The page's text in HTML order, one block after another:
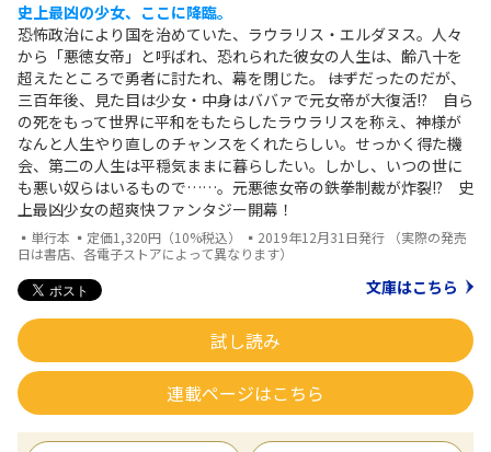
史上最凶の少女、ここに降臨。
恐怖政治により国を治めていた、ラウラリス・エルダヌス。人々
から「悪徳女帝」と呼ばれ、恐れられた彼女の人生は、齢八十を
超えたところで勇者に討たれ、幕を閉じた。 ――はずだったのだが、
三百年後、見た目は少女・中身はババァで元女帝が大復活!? 自ら
の死をもって世界に平和をもたらしたラウラリスを称え、神様が
なんと人生やり直しのチャンスをくれたらしい。せっかく得た機
会、第二の人生は平穏気ままに暮らしたい。しかし、いつの世に
も悪い奴らはいるもので……。元悪徳女帝の鉄拳制裁が炸裂!? 史
上最凶少女の超爽快ファンタジー開幕！
▪単行本 ▪定価1,320円（10%税込） ▪2019年12月31日発行 （実際の発売
日は書店、各電子ストアによって異なります）
文庫はこちら
試し読み
連載ページはこちら